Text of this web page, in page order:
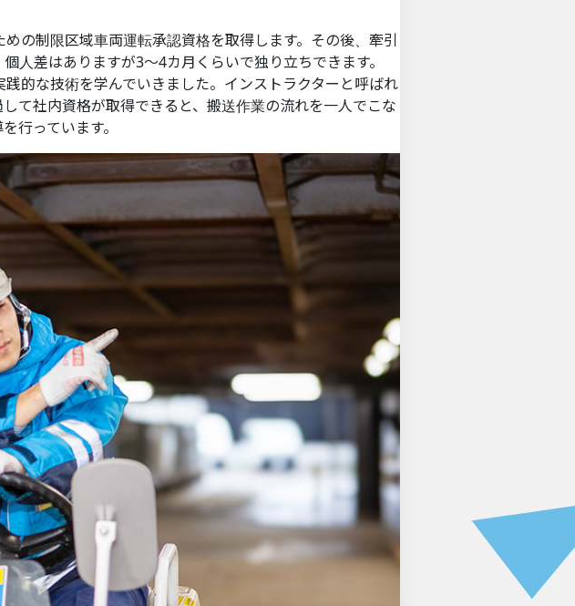
の制限区域車両運転承認資格を取得します。その後、牽引
人差はありますが3～4カ月くらいで独り立ちできます。
的な技術を学んでいきました。インストラクターと呼ばれ
て社内資格が取得できると、搬送作業の流れを一人でこな
行っています。